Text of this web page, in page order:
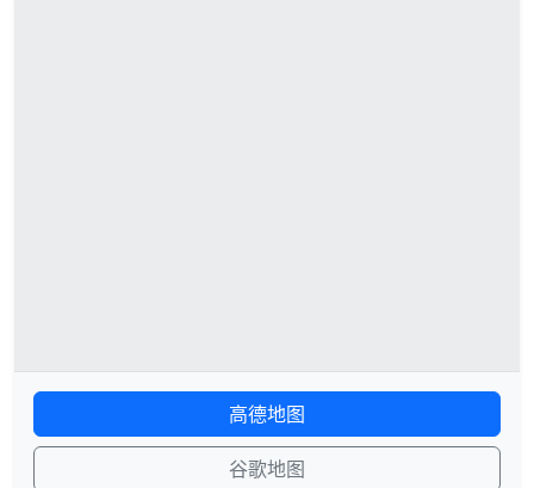
高德地图
谷歌地图